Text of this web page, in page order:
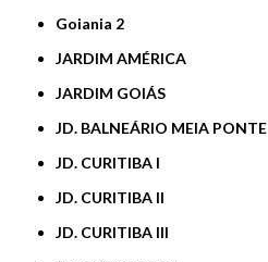
Goiania 2
JARDIM AMÉRICA
JARDIM GOIÁS
JD. BALNEÁRIO MEIA PONTE
JD. CURITIBA I
JD. CURITIBA II
JD. CURITIBA III